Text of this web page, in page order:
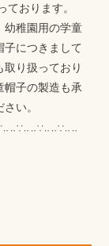
おります。
幼稚園用の学童
につきまして
り扱っており
帽子の製造も承
い。